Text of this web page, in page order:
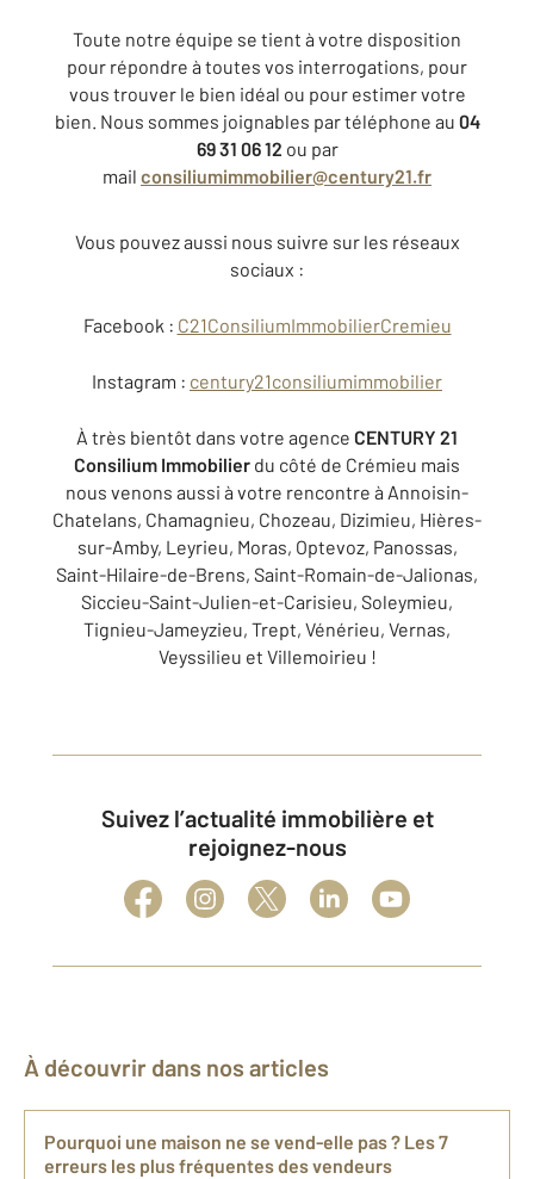
Toute notre équipe se tient à votre disposition
pour répondre à toutes vos interrogations, pour
vous trouver le bien idéal ou pour estimer votre
bien. Nous sommes joignables par téléphone au 04
69 31 06 12 ou par
mail consiliumimmobilier@century21.fr
Vous pouvez aussi nous suivre sur les réseaux
sociaux :
Facebook : C21ConsiliumImmobilierCremieu
Instagram : century21consiliumimmobilier
À très bientôt dans votre agence CENTURY 21
Consilium Immobilier du côté de Crémieu mais
nous venons aussi à votre rencontre à Annoisin-
Chatelans, Chamagnieu, Chozeau, Dizimieu, Hières-
sur-Amby, Leyrieu, Moras, Optevoz, Panossas,
Saint-Hilaire-de-Brens, Saint-Romain-de-Jalionas,
Siccieu-Saint-Julien-et-Carisieu, Soleymieu,
Tignieu-Jameyzieu, Trept, Vénérieu, Vernas,
Veyssilieu et Villemoirieu !
Suivez l’actualité immobilière et
rejoignez-nous
À découvrir dans nos articles
Pourquoi une maison ne se vend-elle pas ? Les 7
erreurs les plus fréquentes des vendeurs